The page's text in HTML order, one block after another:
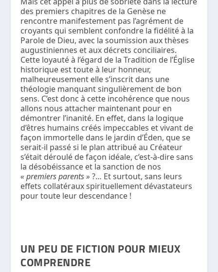
des premiers chapitres de la Genèse ne
rencontre manifestement pas l’agrément de
croyants qui semblent confondre la fidélité à la
Parole de Dieu, avec la soumission aux thèses
augustiniennes et aux décrets conciliaires.
Cette loyauté à l’égard de la Tradition de l’Église
historique est toute à leur honneur,
malheureusement elle s’inscrit dans une
théologie manquant singulièrement de bon
sens. C’est donc à cette incohérence que nous
allons nous attacher maintenant pour en
démontrer l’inanité. En effet, dans la logique
d’êtres humains créés impeccables et vivant de
façon immortelle dans le jardin d’Éden, que se
serait-il passé si le plan attribué au Créateur
s’était déroulé de façon idéale, c’est-à-dire sans
la désobéissance et la sanction de nos
« premiers parents » ?… Et surtout, sans leurs
effets collatéraux spirituellement dévastateurs
pour toute leur descendance !
UN PEU DE FICTION POUR MIEUX
COMPRENDRE